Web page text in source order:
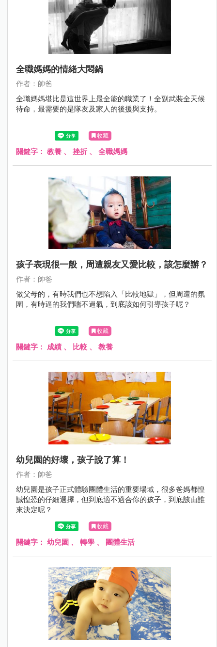
全職媽媽的情緒大悶鍋
作者：帥爸
全職媽媽堪比是這世界上最全能的職業了！全副武裝全天候
待命，最需要的是隊友及家人的後援與支持。
收藏
關鍵字： 教養 、 挫折 、 全職媽媽
孩子表現很一般，周遭親友又愛比較，該怎麼辦？
作者：帥爸
做父母的，有時我們也不想陷入「比較地獄」，但周遭的氛
圍，有時逼的我們喘不過氣，到底該如何引導孩子呢？
收藏
關鍵字： 成績 、 比較 、 教養
幼兒園的好壞，孩子說了算！
作者：帥爸
幼兒園是孩子正式體驗團體生活的重要場域，很多爸媽都惶
誠惶恐的仔細選擇，但到底適不適合你的孩子，到底該由誰
來決定呢？
收藏
關鍵字： 幼兒園 、 轉學 、 團體生活